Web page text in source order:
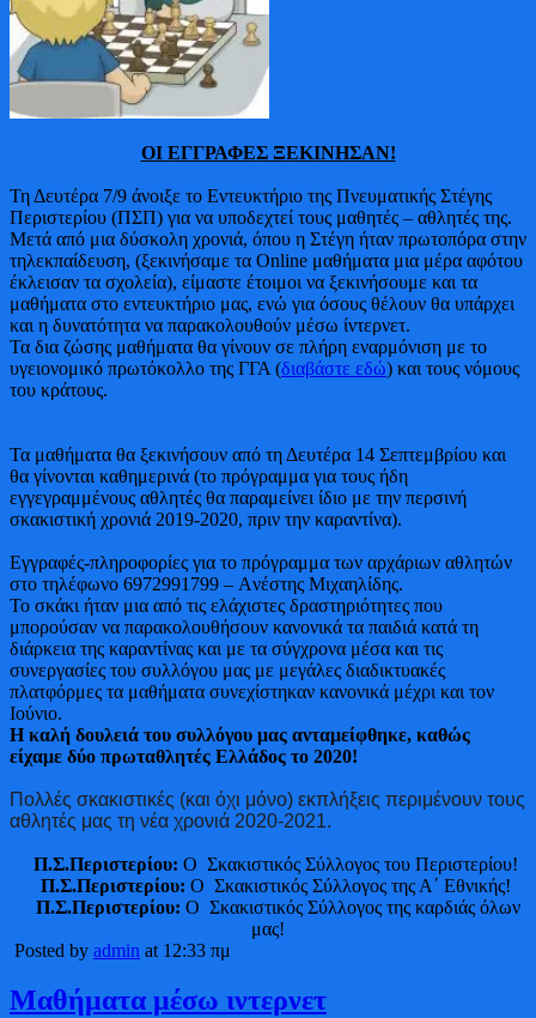
ΟΙ ΕΓΓΡΑΦΕΣ ΞΕΚΙΝΗΣΑΝ!
Τη Δευτέρα 7/9 άνοιξε το Εντευκτήριο της Πνευματικής Στέγης
Περιστερίου (ΠΣΠ) για να υποδεχτεί τους μαθητές – αθλητές της.
Μετά από μια δύσκολη χρονιά, όπου η Στέγη ήταν πρωτοπόρα στην
τηλεκπαίδευση, (ξεκινήσαμε τα Online μαθήματα μια μέρα αφότου
έκλεισαν τα σχολεία), είμαστε έτοιμοι να ξεκινήσουμε και τα
μαθήματα στο εντευκτήριο μας, ενώ για όσους θέλουν θα υπάρχει
και η δυνατότητα να παρακολουθούν μέσω ίντερνετ.
Τα δια ζώσης μαθήματα θα γίνουν σε πλήρη εναρμόνιση με το
υγειονομικό πρωτόκολλο της ΓΓΑ (διαβάστε εδώ) και τους νόμους
του κράτους.
Τα μαθήματα θα ξεκινήσουν από τη Δευτέρα 14 Σεπτεμβρίου και
θα γίνονται καθημερινά (το πρόγραμμα για τους ήδη
εγγεγραμμένους αθλητές θα παραμείνει ίδιο με την περσινή
σκακιστική χρονιά 2019-2020, πριν την καραντίνα).
Εγγραφές-πληροφορίες για το πρόγραμμα των αρχάριων αθλητών
στο τηλέφωνο 6972991799 – Aνέστης Μιχαηλίδης.
Το σκάκι ήταν μια από τις ελάχιστες δραστηριότητες που
μπορούσαν να παρακολουθήσουν κανονικά τα παιδιά κατά τη
διάρκεια της καραντίνας και με τα σύγχρονα μέσα και τις
συνεργασίες του συλλόγου μας με μεγάλες διαδικτυακές
πλατφόρμες τα μαθήματα συνεχίστηκαν κανονικά μέχρι και τον
Ιούνιο.
Η καλή δουλειά του συλλόγου μας ανταμείφθηκε, καθώς
είχαμε δύο πρωταθλητές Ελλάδος το 2020!
Πολλές σκακιστικές (και όχι μόνο) εκπλήξεις περιμένουν τους
αθλητές μας τη νέα χρονιά 2020-2021.
Π.Σ.Περιστερίου: Ο Σκακιστικός Σύλλογος του Περιστερίου!
Π.Σ.Περιστερίου: Ο Σκακιστικός Σύλλογος της Α΄ Εθνικής!
Π.Σ.Περιστερίου: Ο Σκακιστικός Σύλλογος της καρδιάς όλων
μας!
Posted by admin at 12:33 πμ
Μαθήματα μέσω ιντερνετ